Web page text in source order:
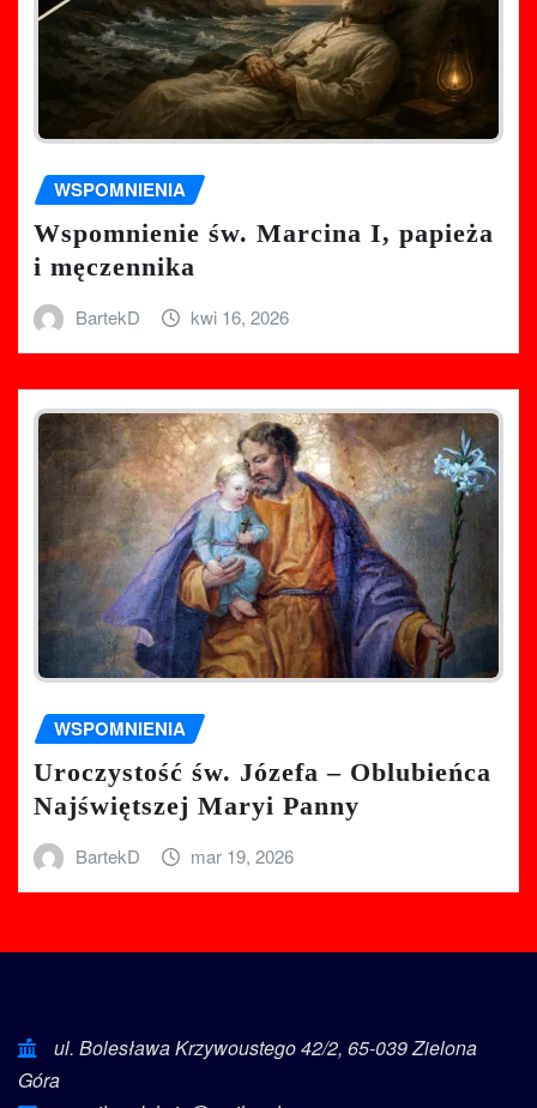
WSPOMNIENIA
Wspomnienie św. Marcina I, papieża
i męczennika
BartekD kwi 16, 2026
WSPOMNIENIA
Uroczystość św. Józefa – Oblubieńca
Najświętszej Maryi Panny
BartekD mar 19, 2026
ul. Bolesława Krzywoustego 42/2, 65-039 Zielona
Góra